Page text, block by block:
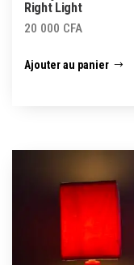
Right Light
20 000 CFA
Ajouter au panier